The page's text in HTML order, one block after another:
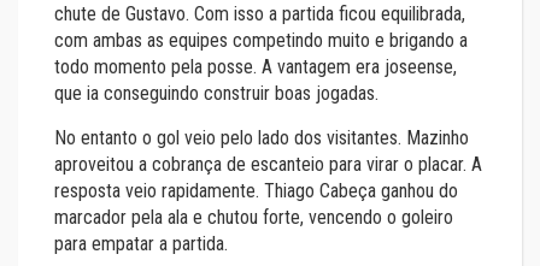
chute de Gustavo. Com isso a partida ficou equilibrada,
com ambas as equipes competindo muito e brigando a
todo momento pela posse. A vantagem era joseense,
que ia conseguindo construir boas jogadas.
No entanto o gol veio pelo lado dos visitantes. Mazinho
aproveitou a cobrança de escanteio para virar o placar. A
resposta veio rapidamente. Thiago Cabeça ganhou do
marcador pela ala e chutou forte, vencendo o goleiro
para empatar a partida.